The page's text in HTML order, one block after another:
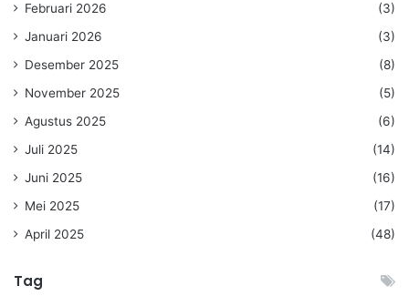
Februari 2026
(3)
Januari 2026
(3)
Desember 2025
(8)
November 2025
(5)
Agustus 2025
(6)
Juli 2025
(14)
Juni 2025
(16)
Mei 2025
(17)
April 2025
(48)
Tag